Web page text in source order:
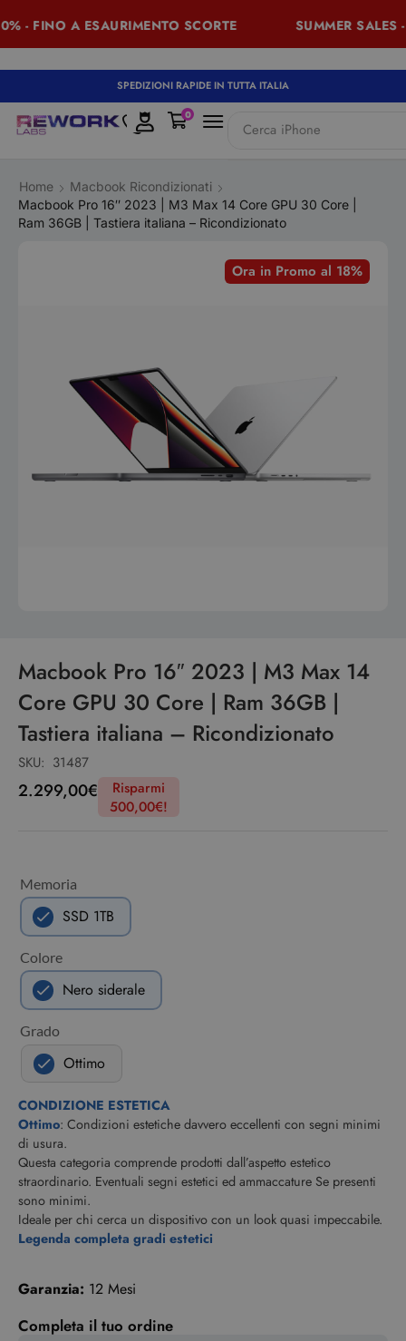
- FINO A ESAURIMENTO SCORTE SUMMER SALES
SPEDIZIONI RAPIDE IN TUTTA ITALIA
Cerca iPhone
0
Home
Macbook Ricondizionati
Macbook Pro 16″ 2023 | M3 Max 14 Core GPU 30 Core |
Ram 36GB | Tastiera italiana – Ricondizionato
Ora in Promo al 18%
Macbook Pro 16″ 2023 | M3 Max 14
Core GPU 30 Core | Ram 36GB |
Tastiera italiana – Ricondizionato
SKU: 31487
2.299,00€
Risparmi
500,00€!
Memoria
SSD 1TB
Colore
Nero siderale
Grado
Ottimo
CONDIZIONE ESTETICA
Ottimo: Condizioni estetiche davvero eccellenti con segni minimi
di usura.
Questa categoria comprende prodotti dall’aspetto estetico
straordinario. Eventuali segni estetici ed ammaccature Se presenti
sono minimi.
Ideale per chi cerca un dispositivo con un look quasi impeccabile.
Legenda completa gradi estetici
Garanzia: 12 Mesi
Completa il tuo ordine